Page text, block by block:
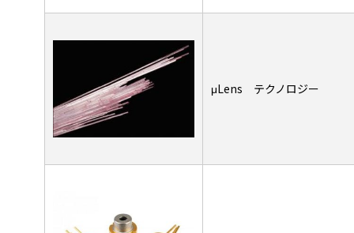
μLens テクノロジー